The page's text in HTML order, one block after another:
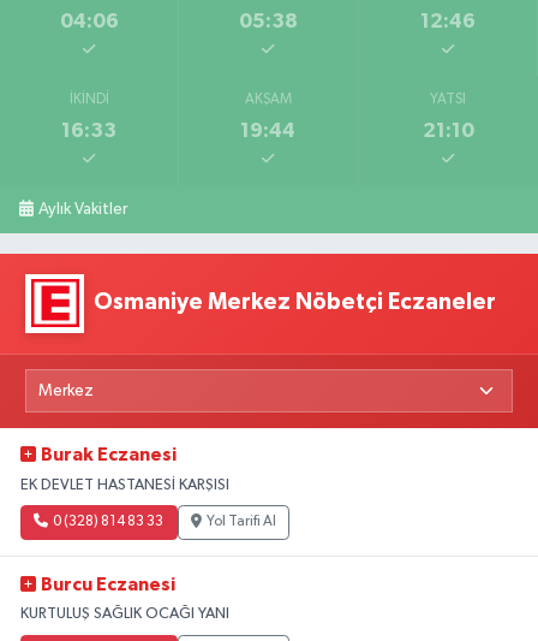
04:06 05:38 12:46
İKINDI
16:33
AKŞAM
19:44
YATSI
21:10
Aylık Vakitler
Osmaniye Merkez Nöbetçi Eczaneler
Burak Eczanesi
EK DEVLET HASTANESİ KARŞISI
0 (328) 814 83 33 Yol Tarifi Al
Burcu Eczanesi
KURTULUŞ SAĞLIK OCAĞI YANI